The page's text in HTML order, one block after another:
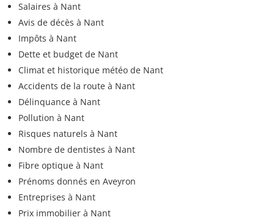
Salaires à Nant
Avis de décès à Nant
Impôts à Nant
Dette et budget de Nant
Climat et historique météo de Nant
Accidents de la route à Nant
Délinquance à Nant
Pollution à Nant
Risques naturels à Nant
Nombre de dentistes à Nant
Fibre optique à Nant
Prénoms donnés en Aveyron
Entreprises à Nant
Prix immobilier à Nant